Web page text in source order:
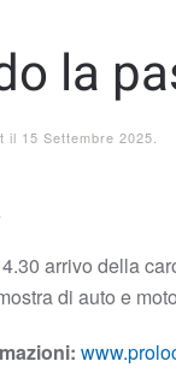
la
il 15 Settembre 2025
arrivo della
di auto e